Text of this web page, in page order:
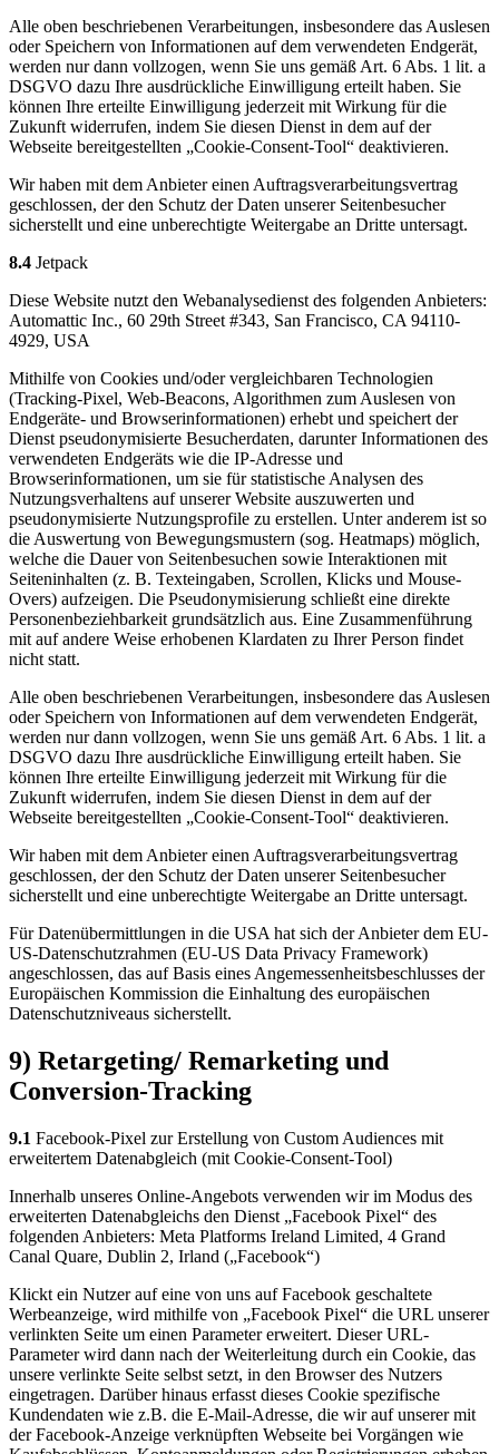
Alle oben beschriebenen Verarbeitungen, insbesondere das Auslesen
oder Speichern von Informationen auf dem verwendeten Endgerät,
werden nur dann vollzogen, wenn Sie uns gemäß Art. 6 Abs. 1 lit. a
DSGVO dazu Ihre ausdrückliche Einwilligung erteilt haben. Sie
können Ihre erteilte Einwilligung jederzeit mit Wirkung für die
Zukunft widerrufen, indem Sie diesen Dienst in dem auf der
Webseite bereitgestellten „Cookie-Consent-Tool“ deaktivieren.
Wir haben mit dem Anbieter einen Auftragsverarbeitungsvertrag
geschlossen, der den Schutz der Daten unserer Seitenbesucher
sicherstellt und eine unberechtigte Weitergabe an Dritte untersagt.
8.4 Jetpack
Diese Website nutzt den Webanalysedienst des folgenden Anbieters:
Automattic Inc., 60 29th Street #343, San Francisco, CA 94110-
4929, USA
Mithilfe von Cookies und/oder vergleichbaren Technologien
(Tracking-Pixel, Web-Beacons, Algorithmen zum Auslesen von
Endgeräte- und Browserinformationen) erhebt und speichert der
Dienst pseudonymisierte Besucherdaten, darunter Informationen des
verwendeten Endgeräts wie die IP-Adresse und
Browserinformationen, um sie für statistische Analysen des
Nutzungsverhaltens auf unserer Website auszuwerten und
pseudonymisierte Nutzungsprofile zu erstellen. Unter anderem ist so
die Auswertung von Bewegungsmustern (sog. Heatmaps) möglich,
welche die Dauer von Seitenbesuchen sowie Interaktionen mit
Seiteninhalten (z. B. Texteingaben, Scrollen, Klicks und Mouse-
Overs) aufzeigen. Die Pseudonymisierung schließt eine direkte
Personenbeziehbarkeit grundsätzlich aus. Eine Zusammenführung
mit auf andere Weise erhobenen Klardaten zu Ihrer Person findet
nicht statt.
Alle oben beschriebenen Verarbeitungen, insbesondere das Auslesen
oder Speichern von Informationen auf dem verwendeten Endgerät,
werden nur dann vollzogen, wenn Sie uns gemäß Art. 6 Abs. 1 lit. a
DSGVO dazu Ihre ausdrückliche Einwilligung erteilt haben. Sie
können Ihre erteilte Einwilligung jederzeit mit Wirkung für die
Zukunft widerrufen, indem Sie diesen Dienst in dem auf der
Webseite bereitgestellten „Cookie-Consent-Tool“ deaktivieren.
Wir haben mit dem Anbieter einen Auftragsverarbeitungsvertrag
geschlossen, der den Schutz der Daten unserer Seitenbesucher
sicherstellt und eine unberechtigte Weitergabe an Dritte untersagt.
Für Datenübermittlungen in die USA hat sich der Anbieter dem EU-
US-Datenschutzrahmen (EU-US Data Privacy Framework)
angeschlossen, das auf Basis eines Angemessenheitsbeschlusses der
Europäischen Kommission die Einhaltung des europäischen
Datenschutzniveaus sicherstellt.
9) Retargeting/ Remarketing und
Conversion-Tracking
9.1 Facebook-Pixel zur Erstellung von Custom Audiences mit
erweitertem Datenabgleich (mit Cookie-Consent-Tool)
Innerhalb unseres Online-Angebots verwenden wir im Modus des
erweiterten Datenabgleichs den Dienst „Facebook Pixel“ des
folgenden Anbieters: Meta Platforms Ireland Limited, 4 Grand
Canal Quare, Dublin 2, Irland („Facebook“)
Klickt ein Nutzer auf eine von uns auf Facebook geschaltete
Werbeanzeige, wird mithilfe von „Facebook Pixel“ die URL unserer
verlinkten Seite um einen Parameter erweitert. Dieser URL-
Parameter wird dann nach der Weiterleitung durch ein Cookie, das
unsere verlinkte Seite selbst setzt, in den Browser des Nutzers
eingetragen. Darüber hinaus erfasst dieses Cookie spezifische
Kundendaten wie z.B. die E-Mail-Adresse, die wir auf unserer mit
der Facebook-Anzeige verknüpften Webseite bei Vorgängen wie